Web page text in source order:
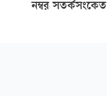
নম্বর সতর্কসংকেত